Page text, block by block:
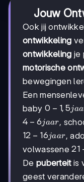
Jouw
Ook jij
ontwikkeling
ontwikkeling je
motorische
bewegingen
Een
baby 0-
1,5
jaar
0 − 1, 5jaa
4-
6
4 − 6jaar,
12-
16
jaar
12 − 16jaar,
volwassene21-
65
jaar
21
De puberteitis
geest